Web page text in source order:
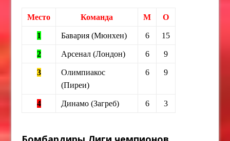
Место Команда М О
1 Бавария (Мюнхен) 6 15
2 Арсенал (Лондон) 6 9
3
Олимпиакос
(Пиреи)
6 9
4 Динамо (Загреб) 6 3